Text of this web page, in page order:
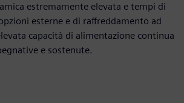
estremamente elevata e tempi di
esterne e di raffreddamento ad
capacità di alimentazione continua
e sostenute.